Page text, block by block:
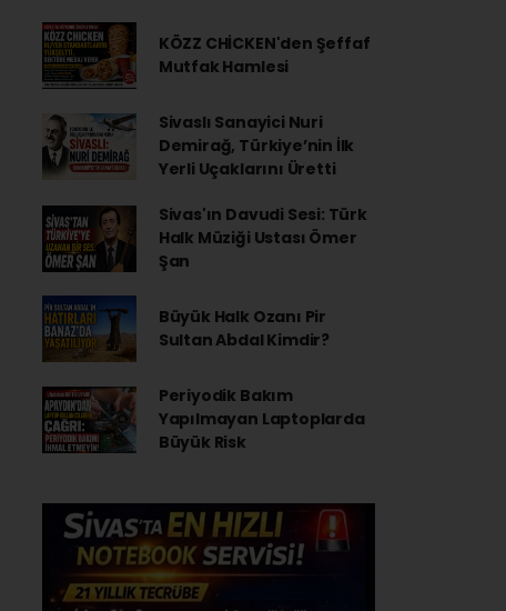
KÖZZ CHİCKEN'den Şeffaf
Mutfak Hamlesi
Sivaslı Sanayici Nuri
Demirağ, Türkiye’nin İlk
Yerli Uçaklarını Üretti
Sivas'ın Davudi Sesi: Türk
Halk Müziği Ustası Ömer
Şan
Büyük Halk Ozanı Pir
Sultan Abdal Kimdir?
Periyodik Bakım
Yapılmayan Laptoplarda
Büyük Risk